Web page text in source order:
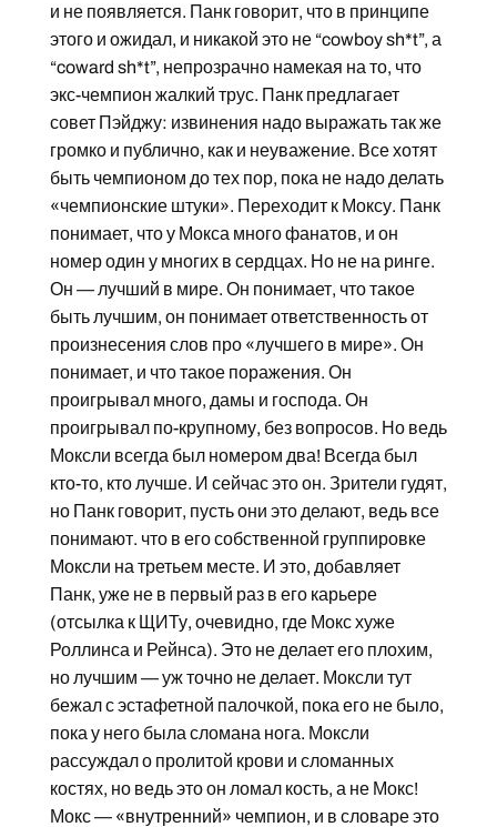
и не появляется. Панк говорит, что в принципе
этого и ожидал, и никакой это не “cowboy sh*t”, а
“coward sh*t”, непрозрачно намекая на то, что
экс-чемпион жалкий трус. Панк предлагает
совет Пэйджу: извинения надо выражать так же
громко и публично, как и неуважение. Все хотят
быть чемпионом до тех пор, пока не надо делать
«чемпионские штуки». Переходит к Моксу. Панк
понимает, что у Мокса много фанатов, и он
номер один у многих в сердцах. Но не на ринге.
Он — лучший в мире. Он понимает, что такое
быть лучшим, он понимает ответственность от
произнесения слов про «лучшего в мире». Он
понимает, и что такое поражения. Он
проигрывал много, дамы и господа. Он
проигрывал по-крупному, без вопросов. Но ведь
Моксли всегда был номером два! Всегда был
кто-то, кто лучше. И сейчас это он. Зрители гудят,
но Панк говорит, пусть они это делают, ведь все
понимают. что в его собственной группировке
Моксли на третьем месте. И это, добавляет
Панк, уже не в первый раз в его карьере
(отсылка к ЩИТу, очевидно, где Мокс хуже
Роллинса и Рейнса). Это не делает его плохим,
но лучшим — уж точно не делает. Моксли тут
бежал с эстафетной палочкой, пока его не было,
пока у него была сломана нога. Моксли
рассуждал о пролитой крови и сломанных
костях, но ведь это он ломал кость, а не Мокс!
Мокс — «внутренний» чемпион, и в словаре это